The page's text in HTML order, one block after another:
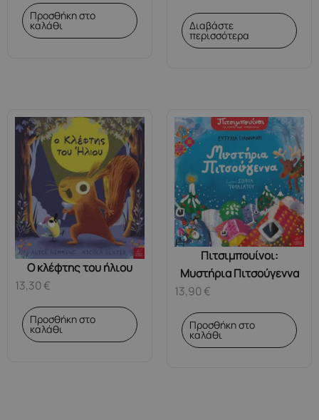
Προσθήκη στο
καλάθι Διαβάστε
περισσότερα
Ο κλέφτης του ήλιου
13,30€
Προσθήκη στο
καλάθι
Πιτσιμπουίνοι:
Μυστήρια Πιτσούγεννα
13,90€
Προσθήκη στο
καλάθι